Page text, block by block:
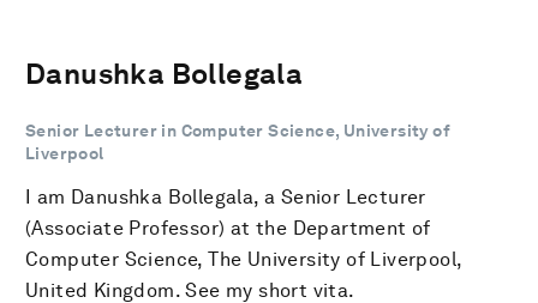
Danushka Bollegala
Senior Lecturer in Computer Science, University of
Liverpool
I am Danushka Bollegala, a Senior Lecturer
(Associate Professor) at the Department of
Computer Science, The University of Liverpool,
United Kingdom. See my short vita.